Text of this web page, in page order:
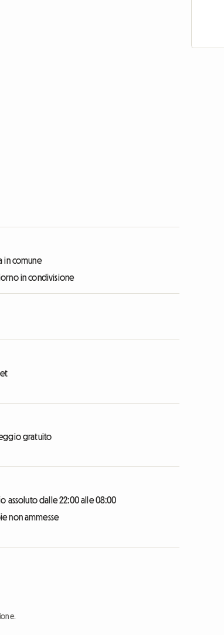
in comune
in condivisione
gratuito
assoluto dalle 22:00 alle 08:00
non ammesse